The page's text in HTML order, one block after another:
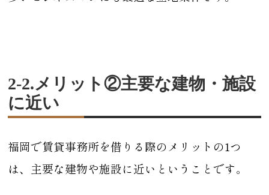
2-2.メリット②主要な建物・施設
に近い
福岡で賃貸事務所を借りる際のメリットの1つ
は、主要な建物や施設に近いということです。